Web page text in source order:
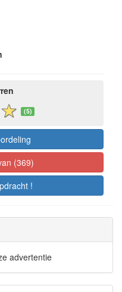
(5)
(369)
!
advertentie